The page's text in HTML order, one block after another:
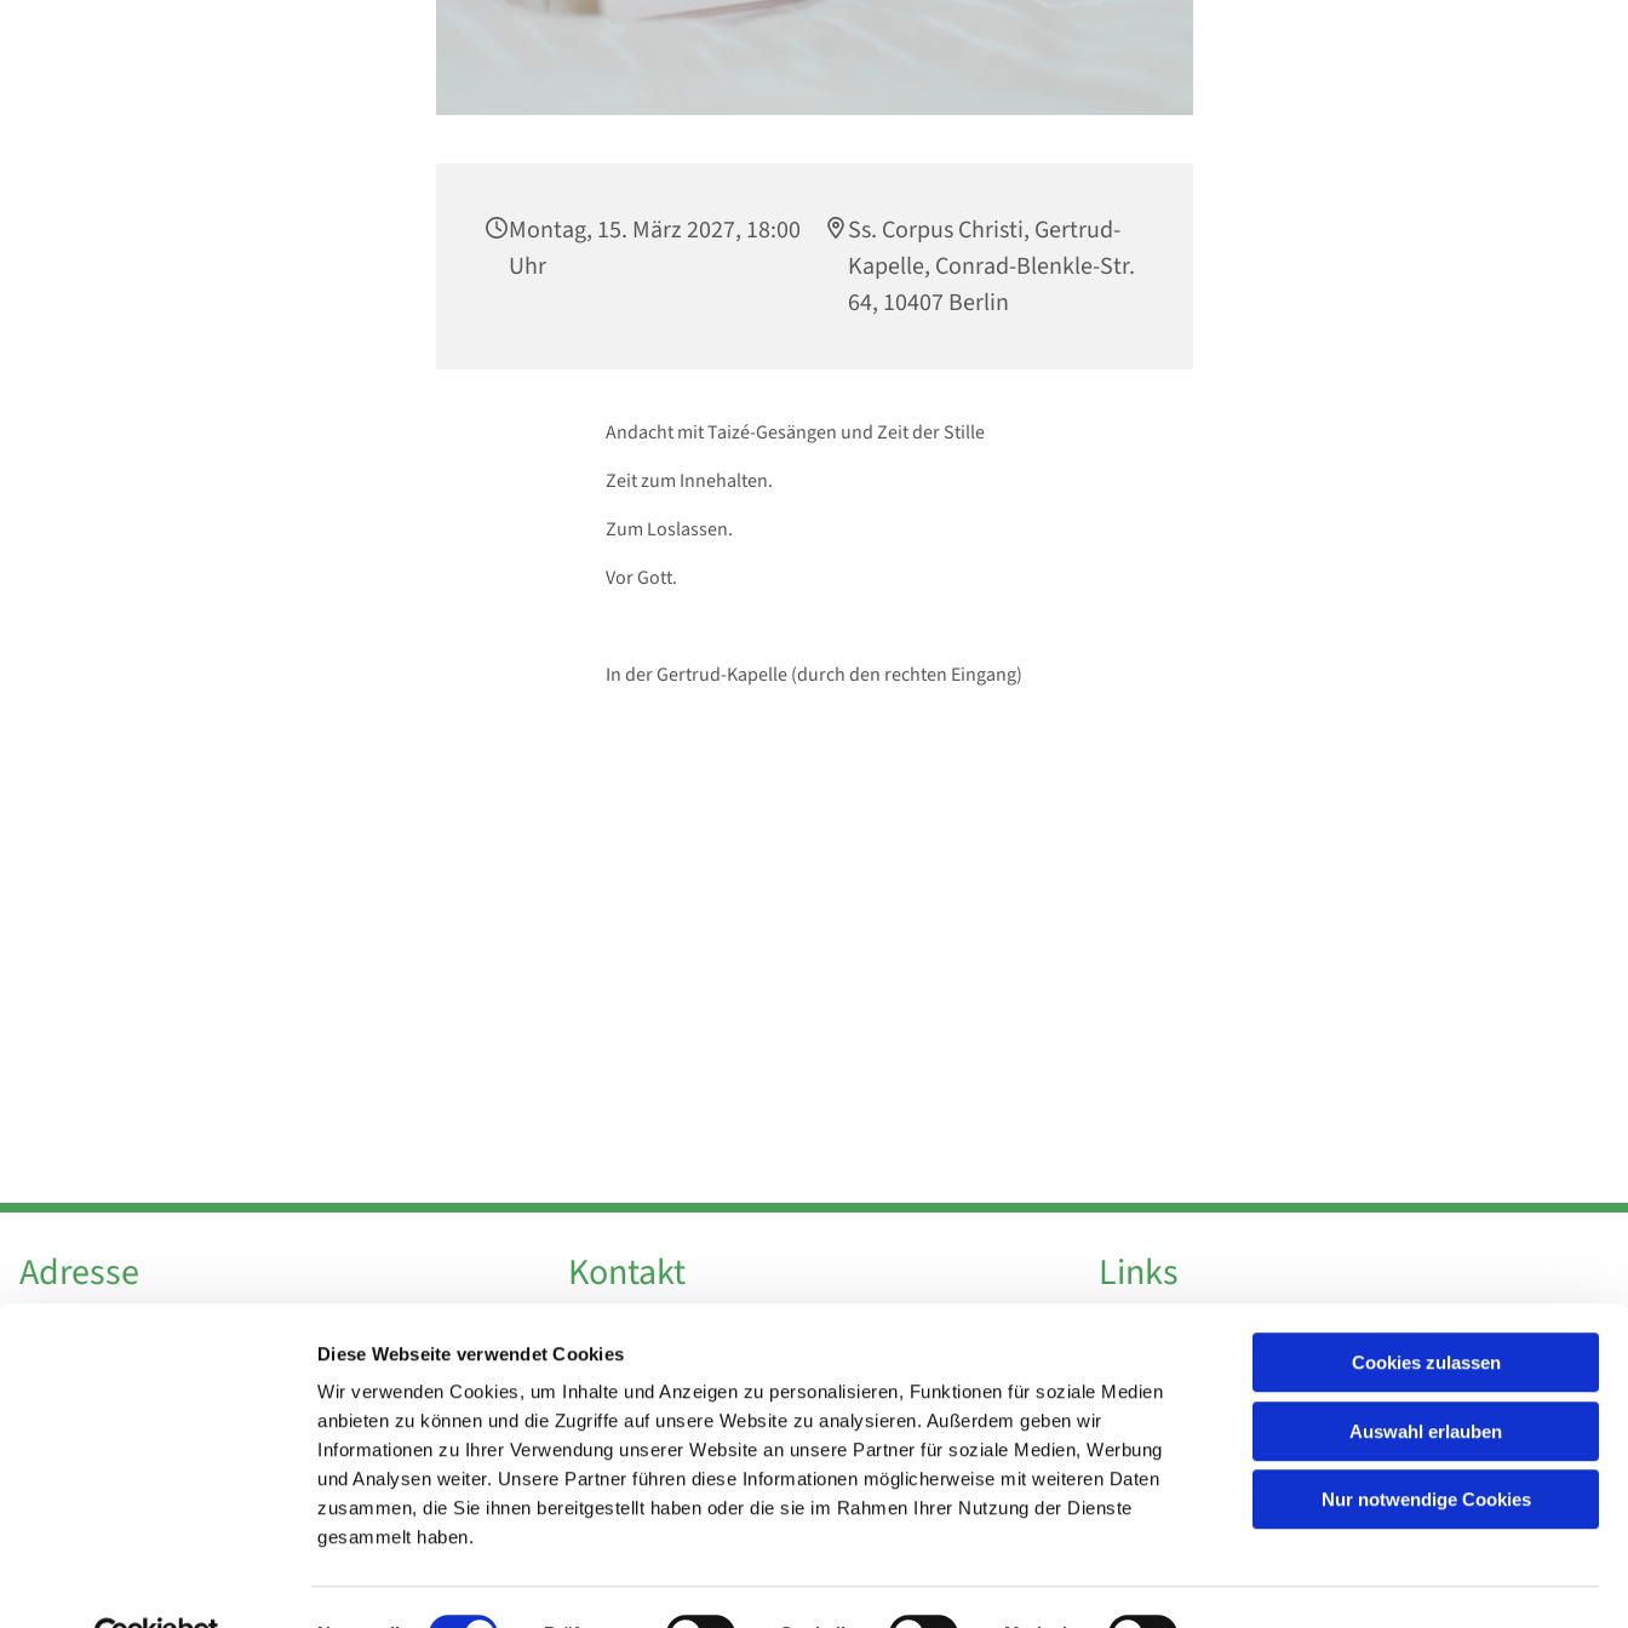
Diese Webseite verwendet Cookies
Wir verwenden Cookies, um Inhalte und Anzeigen zu personalisieren, Funktionen für soziale Medien
anbieten zu können und die Zugriffe auf unsere Website zu analysieren. Außerdem geben wir
Informationen zu Ihrer Verwendung unserer Website an unsere Partner für soziale Medien, Werbung
und Analysen weiter. Unsere Partner führen diese Informationen möglicherweise mit weiteren Daten
zusammen, die Sie ihnen bereitgestellt haben oder die sie im Rahmen Ihrer Nutzung der Dienste
gesammelt haben.
Einwilligungsauswahl
Cookies zulassen
Auswahl erlauben
Nur notwendige Cookies
Montag, 15. März 2027, 18:00
Uhr
Ss. Corpus Christi, Gertrud-
Kapelle, Conrad-Blenkle-Str.
64, 10407 Berlin
Andacht mit Taizé-Gesängen und Zeit der Stille
Zeit zum Innehalten.
Zum Loslassen.
Vor Gott.
In der Gertrud-Kapelle (durch den rechten Eingang)
Adresse
Hl. Theresa von Avila Berlin Nordost
Leitender Pfarrer - Norbert Pomplun
Kontakt
Fax +49 30 924 54 18
E-Mailinfo@theresa-von-avila-berlin.de
Kirchenvorstand
kirchenvorstand@theresa-von-avila-berlin.de
Links
Impressum
Impressum Datenschutzerklärung ChurchDesk-Login